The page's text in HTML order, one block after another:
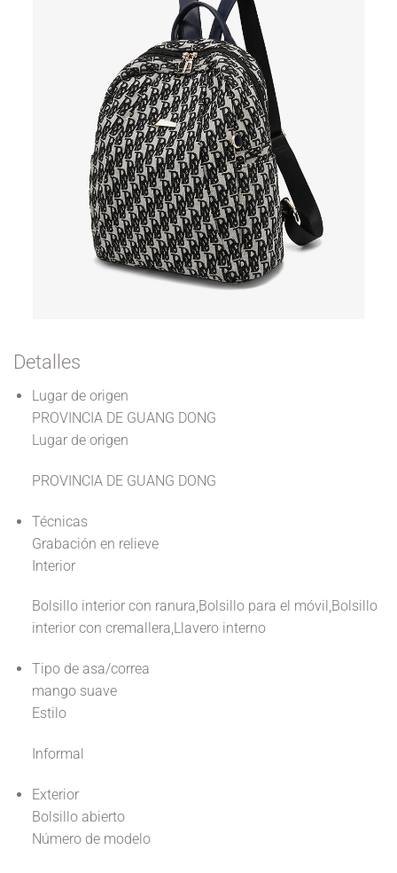
Detalles
Lugar de origen
PROVINCIA DE GUANG DONG
Lugar de origen
PROVINCIA DE GUANG DONG
Técnicas
Grabación en relieve
Interior
Bolsillo interior con ranura,Bolsillo para el móvil,Bolsillo
interior con cremallera,Llavero interno
Tipo de asa/correa
mango suave
Estilo
Informal
Exterior
Bolsillo abierto
Número de modelo